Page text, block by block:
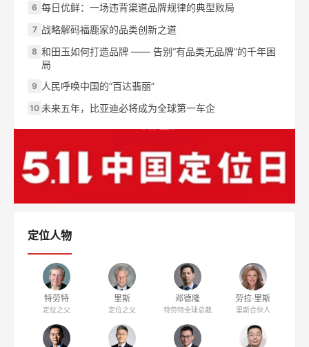
6 每日优鲜：一场违背渠道品牌规律的典型败局
7 战略解码福鹿家的品类创新之道
8 和田玉如何打造品牌 —— 告别“有品类无品牌”的千年困
局
9 人民呼唤中国的“百达翡丽”
10 未来五年，比亚迪必将成为全球第一车企
定位人物
特劳特
定位之父
里斯
定位之父
邓德隆
特劳特全球总裁
劳拉·里斯
里斯合伙人